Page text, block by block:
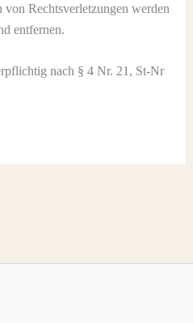
Rechtsverletzungen werden
entfernen.
nach § 4 Nr. 21, St-Nr